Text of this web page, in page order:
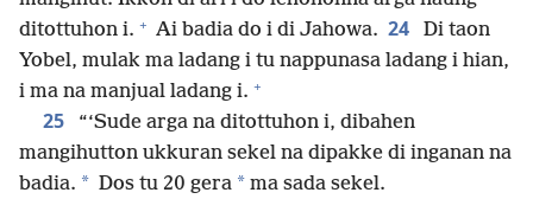
ditottuhon i. + Ai badia do i di Jahowa. 24
Di taon
Yobel, mulak ma ladang i tu nappunasa ladang i hian,
i ma na manjual ladang i. +
25
“‘Sude arga na ditottuhon i, dibahen
mangihutton ukkuran sekel na dipakke di inganan na
badia. * Dos tu 20 gera * ma sada sekel.